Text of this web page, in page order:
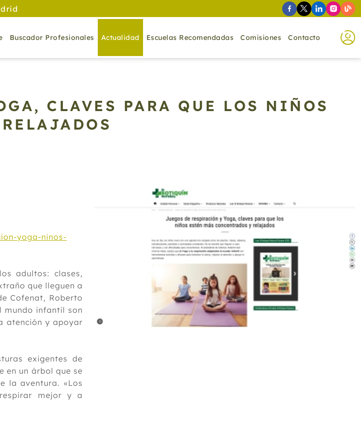
Buscador Profesionales Actualidad Escuelas Recomendadas Comisiones Contacto
CLAVES PARA QUE LOS NIÑOS
yoga-ninos-
adultos: clases,
que lleguen a
Cofenat, Roberto
mundo infantil son
atención y apoyar
exigentes de
en un árbol que se
la aventura. «Los
mejor y a